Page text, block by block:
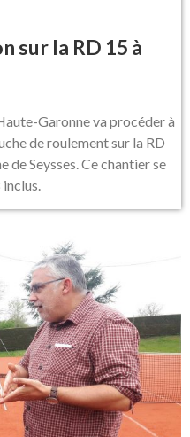
sur la RD 15 à
Garonne va procéder à
de roulement sur la RD
de Seysses. Ce chantier se